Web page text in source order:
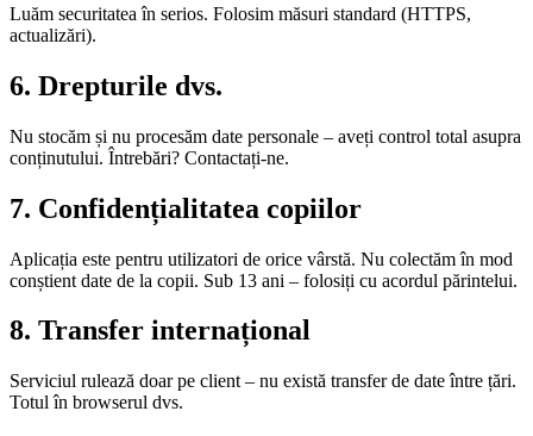
Luăm securitatea în serios. Folosim măsuri standard (HTTPS,
actualizări).
6. Drepturile dvs.
Nu stocăm și nu procesăm date personale – aveți control total asupra
conținutului. Întrebări? Contactați-ne.
7. Confidențialitatea copiilor
Aplicația este pentru utilizatori de orice vârstă. Nu colectăm în mod
conștient date de la copii. Sub 13 ani – folosiți cu acordul părintelui.
8. Transfer internațional
Serviciul rulează doar pe client – nu există transfer de date între țări.
Totul în browserul dvs.